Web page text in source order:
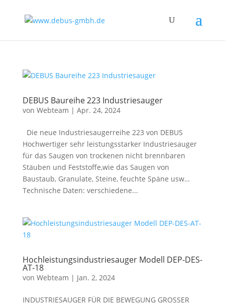
DEBUS Baureihe 223 Industriesauger
von Webteam | Apr. 24, 2024
Die neue Industriesaugerreihe 223 von DEBUS
Hochwertiger sehr leistungsstarker Industriesauger
für das Saugen von trockenen nicht brennbaren
Stäuben und Feststoffe,wie das Saugen von
Baustaub, Granulate, Steine, feuchte Späne usw…
Technische Daten: verschiedene...
Hochleistungsindustriesauger Modell DEP-DES-
AT-18
von Webteam | Jan. 2, 2024
INDUSTRIESAUGER FÜR DIE BEWEGUNG GROSSER